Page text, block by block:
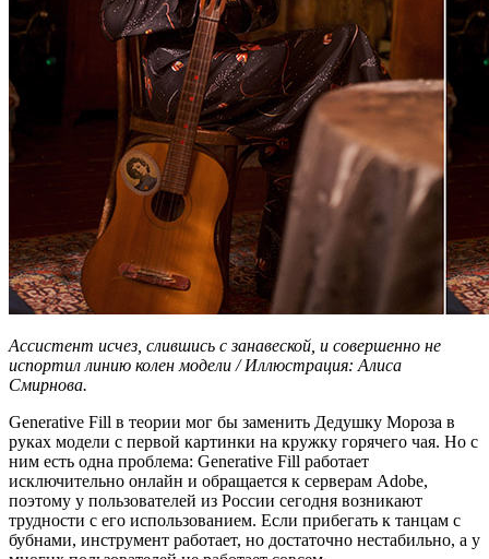
Ассистент исчез, слившись с занавеской, и совершенно не
испортил линию колен модели / Иллюстрация: Алиса
Смирнова.
Generative Fill в теории мог бы заменить Дедушку Мороза в
руках модели с первой картинки на кружку горячего чая. Но с
ним есть одна проблема: Generative Fill работает
исключительно онлайн и обращается к серверам Adobe,
поэтому у пользователей из России сегодня возникают
трудности с его использованием. Если прибегать к танцам с
бубнами, инструмент работает, но достаточно нестабильно, а у